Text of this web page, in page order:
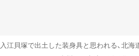
入江貝塚で出土した装身具と思われる、北